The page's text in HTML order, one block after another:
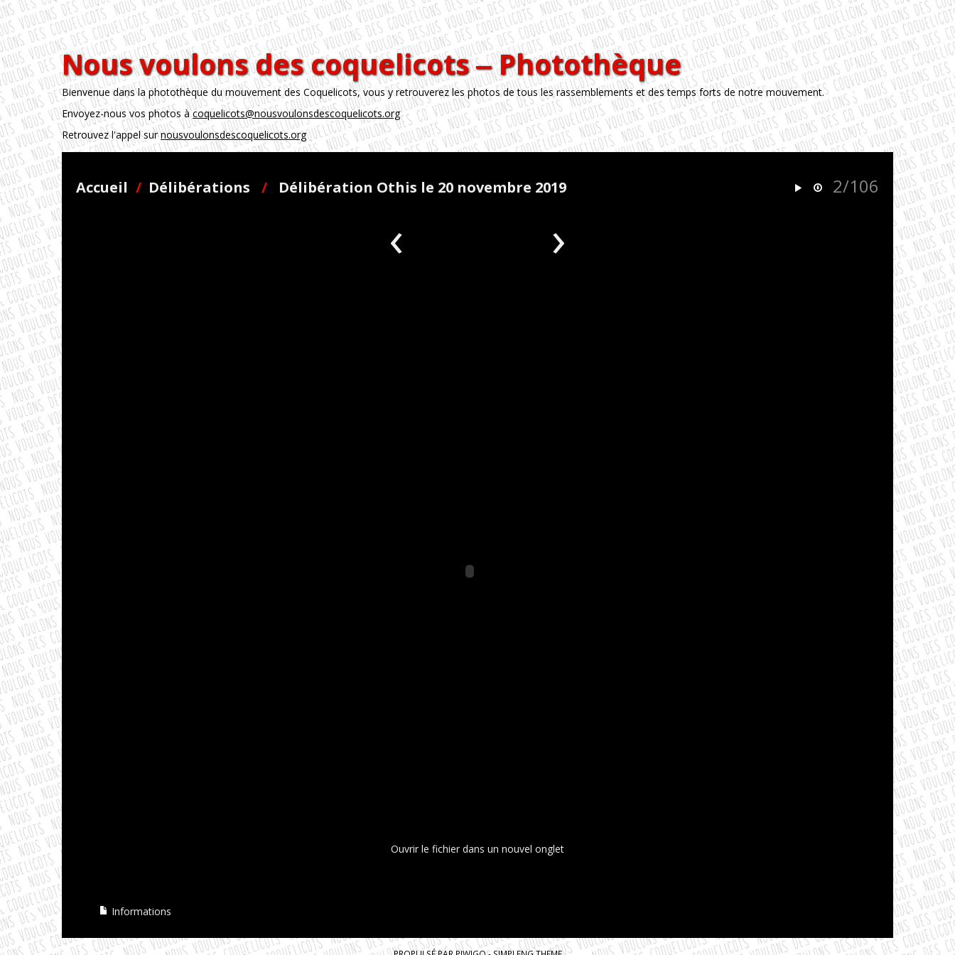
Nous voulons des coquelicots ‒ Photothèque
Bienvenue dans la photothèque du mouvement des Coquelicots, vous y retrouverez les photos de tous les rassemblements et des temps forts de notre mouvement.
Envoyez-nous vos photos àcoquelicots@nousvoulonsdescoquelicots.org
Retrouvez l'appel surnousvoulonsdescoquelicots.org
2/106
Accueil / Délibérations / Délibération Othis le 20 novembre 2019
‹ ›
Ouvrir le fichier dans un nouvel onglet
Informations